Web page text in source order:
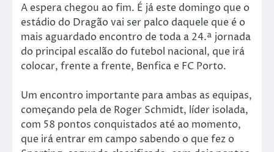
A espera chegou ao fim. É já este domingo que o
estádio do Dragão vai ser palco daquele que é o
mais aguardado encontro de toda a 24.ª jornada
do principal escalão do futebol nacional, que irá
colocar, frente a frente, Benfica e FC Porto.
Um encontro importante para ambas as equipas,
começando pela de Roger Schmidt, líder isolada,
com 58 pontos conquistados até ao momento,
que irá entrar em campo sabendo o que fez o